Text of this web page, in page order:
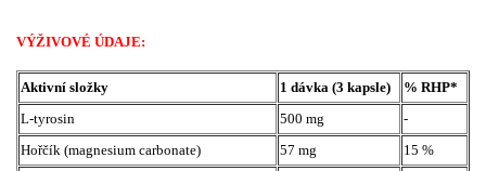
VÝŽIVOVÉ ÚDAJE:
Aktivní složky 1 dávka (3 kapsle)
% RHP*
L-tyrosin
500 mg
-
Hořčík (magnesium carbonate)
57 mg
15 %